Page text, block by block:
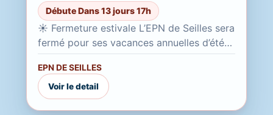
Débute Dans 13 jours 17h
☀️ Fermeture estivale L’EPN de Seilles sera
fermé pour ses vacances annuelles d’été
Du 20 juillet au 21 août 2026 inclus Durant
cette période,...
EPN DE SEILLES
Voir le detail